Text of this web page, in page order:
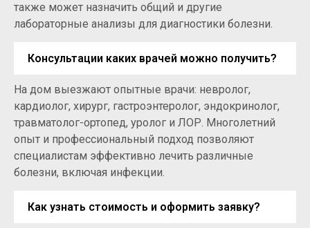
также может назначить общий и другие
лабораторные анализы для диагностики болезни.
Консультации каких врачей можно получить?
На дом выезжают опытные врачи: невролог,
кардиолог, хирург, гастроэнтеролог, эндокринолог,
травматолог-ортопед, уролог и ЛОР. Многолетний
опыт и профессиональный подход позволяют
специалистам эффективно лечить различные
болезни, включая инфекции.
Как узнать стоимость и оформить заявку?